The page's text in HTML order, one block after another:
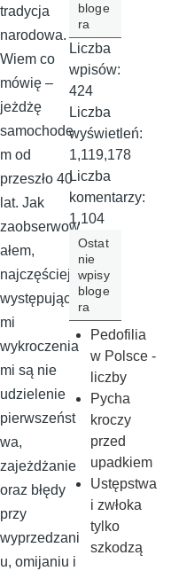
tradycja
narodowa.
Wiem co
mówię –
jeżdżę
samochode
m od
przeszło 40
lat. Jak
zaobserwow
ałem,
najczęściej
występujący
mi
wykroczenia
mi są nie
udzielenie
pierwszeńst
wa,
zajeżdżanie
oraz błędy
przy
wyprzedzani
u, omijaniu i
bloge
ra
Liczba
wpisów:
424
Liczba
wyświetleń:
1,119,178
Liczba
komentarzy:
1,104
Ostat
nie
wpisy
bloge
ra
Pedofilia
w Polsce -
liczby
Pycha
kroczy
przed
upadkiem
Ustępstwa
i zwłoka
tylko
szkodzą